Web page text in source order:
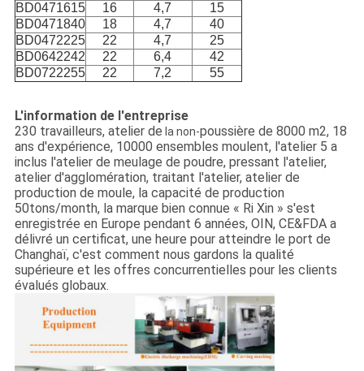
BD0471615
16 4,7
15
BD0471840
18 4,7
40
BD0472225
22 4,7
25
BD0642242
22 6,4
42
BD0722255
22 7,2 55
L'information de l'entreprise
230 travailleurs, atelier de la non-poussière de 8000 m2, 18
ans d'expérience, 10000 ensembles moulent, l'atelier 5 a
inclus l'atelier de meulage de poudre, pressant l'atelier,
atelier d'agglomération, traitant l'atelier, atelier de
production de moule, la capacité de production
50tons/month, la marque bien connue « Ri Xin » s'est
enregistrée en Europe pendant 6 années, OIN, CE&FDA a
délivré un certificat, une heure pour atteindre le port de
Changhaï, c'est comment nous gardons la qualité
supérieure et les offres concurrentielles pour les clients
évalués globaux.